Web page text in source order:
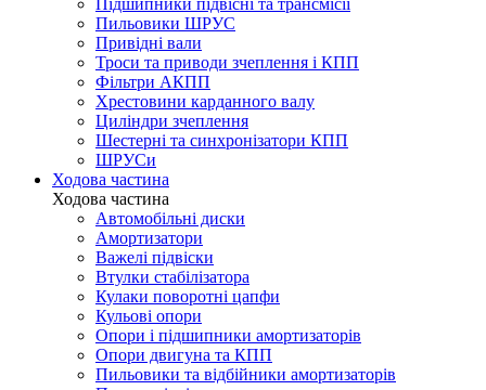
Підшипники підвісні та трансмісії
Пильовики ШРУС
Привідні вали
Троси та приводи зчеплення і КПП
Фільтри АКПП
Хрестовини карданного валу
Циліндри зчеплення
Шестерні та синхронізатори КПП
ШРУСи
Ходова частина
Ходова частина
Автомобільні диски
Амортизатори
Важелі підвіски
Втулки стабілізатора
Кулаки поворотні цапфи
Кульові опори
Опори і підшипники амортизаторів
Опори двигуна та КПП
Пильовики та відбійники амортизаторів